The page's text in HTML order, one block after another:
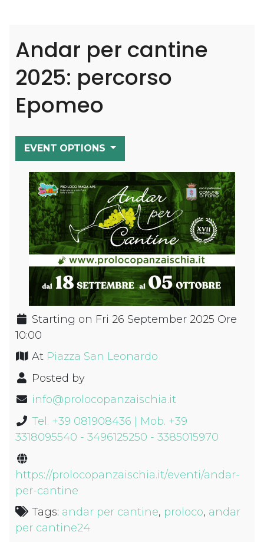
Andar per cantine
2025: percorso
Epomeo
EVENT OPTIONS
Starting on Fri 26 September 2025 Ore
10:00
At Piazza San Leonardo
Posted by
info@prolocopanzaischia.it
Tel. +39 081908436 | Mob. +39
3318095540 - 3496125250 - 3385015970
https://prolocopanzaischia.it/eventi/andar-
per-cantine
Tags: andar per cantine, proloco, andar
per cantine24